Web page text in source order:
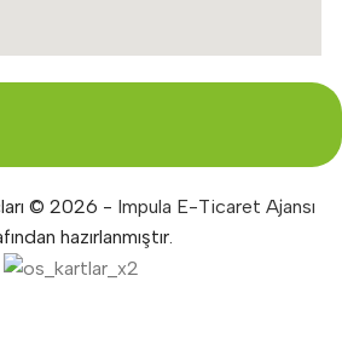
© 2026 - Impula E-Ticaret Ajansı
hazırlanmıştır.